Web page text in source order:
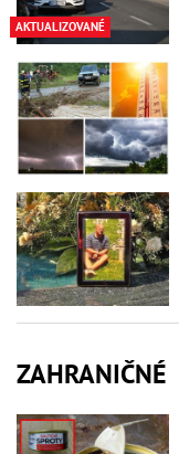
AKTUALIZOVANÉ
ZAHRANIČNÉ